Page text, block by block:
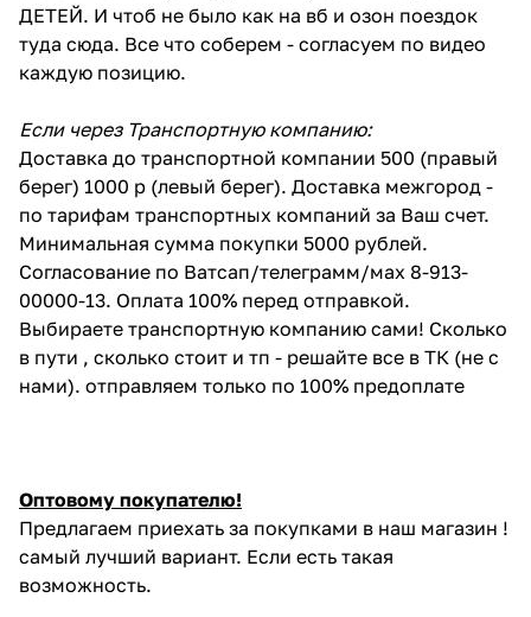
ДЕТЕЙ. И чтоб не было как на вб и озон поездок
туда сюда. Все что соберем - согласуем по видео
каждую позицию.
Если через Транспортную компанию:
Доставка до транспортной компании 500 (правый
берег) 1000 р (левый берег). Доставка межгород -
по тарифам транспортных компаний за Ваш счет.
Минимальная сумма покупки 5000 рублей.
Согласование по Ватсап/телеграмм/мах 8-913-
00000-13. Оплата 100% перед отправкой.
Выбираете транспортную компанию сами! Сколько
в пути , сколько стоит и тп - решайте все в ТК (не с
нами). отправляем только по 100% предоплате
Оптовому покупателю!
Предлагаем приехать за покупками в наш магазин !
самый лучший вариант. Если есть такая
возможность.